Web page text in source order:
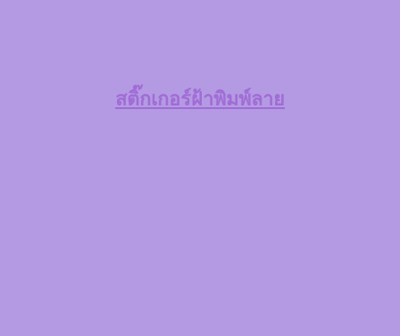
สติ๊กเกอร์ฝ้าพิมพ์ลาย